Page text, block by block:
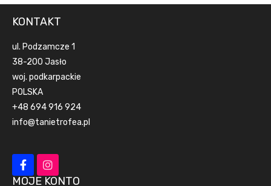
KONTAKT
ul. Podzamcze 1
38-200 Jasło
woj. podkarpackie
POLSKA
+48 694 916 924
info@tanietrofea.pl
MOJE KONTO